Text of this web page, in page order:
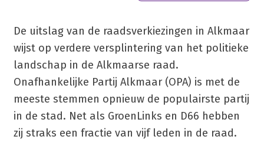
De uitslag van de raadsverkiezingen in Alkmaar
wijst op verdere versplintering van het politieke
landschap in de Alkmaarse raad.
Onafhankelijke Partij Alkmaar (OPA) is met de
meeste stemmen opnieuw de populairste partij
in de stad. Net als GroenLinks en D66 hebben
zij straks een fractie van vijf leden in de raad.